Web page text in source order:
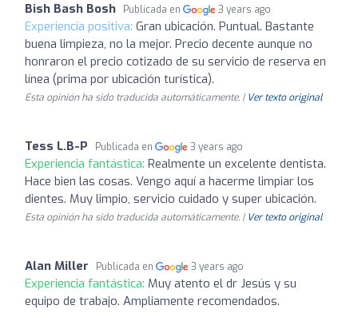
Bish Bash Bosh Publicada en 3 years ago
Experiencia positiva: Gran ubicación. Puntual. Bastante
buena limpieza, no la mejor. Precio decente aunque no
honraron el precio cotizado de su servicio de reserva en
línea (prima por ubicación turística).
Esta opinión ha sido traducida automáticamente. | Ver texto original
Tess L.B-P Publicada en 3 years ago
Experiencia fantástica: Realmente un excelente dentista.
Hace bien las cosas. Vengo aquí a hacerme limpiar los
dientes. Muy limpio, servicio cuidado y super ubicación.
Esta opinión ha sido traducida automáticamente. | Ver texto original
Alan Miller Publicada en 3 years ago
Experiencia fantástica: Muy atento el dr Jesús y su
equipo de trabajo. Ampliamente recomendados.